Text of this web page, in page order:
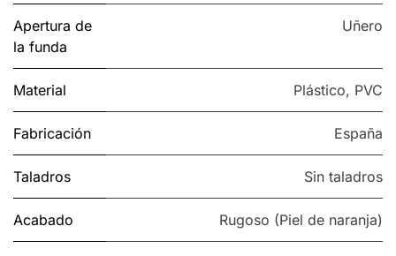
Apertura de
la funda
Uñero
Material Plástico, PVC
Fabricación España
Taladros Sin taladros
Acabado Rugoso (Piel de naranja)